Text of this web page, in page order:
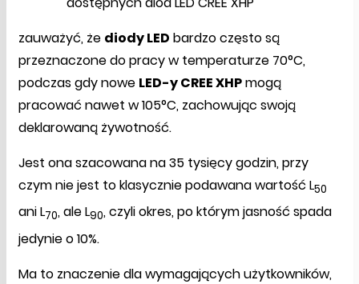
zauważyć, że diody LED bardzo często są
przeznaczone do pracy w temperaturze 70°C,
podczas gdy nowe LED-y CREE XHPmogą
pracować nawet w 105°C, zachowując swoją
deklarowaną żywotność.
Jest ona szacowana na 35 tysięcy godzin, przy
czym nie jest to klasycznie podawana wartość L50
ani L70, ale L90, czyli okres, po którym jasność spada
jedynie o 10%.
Ma to znaczenie dla wymagających użytkowników,